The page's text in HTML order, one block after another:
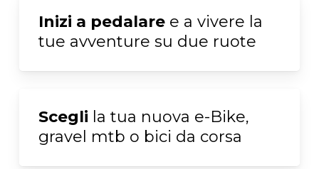
Scegli la tua nuova e-Bike,
gravel mtb o bici da corsa
Inizi a pedalaree a vivere la
tue avventure su due ruote